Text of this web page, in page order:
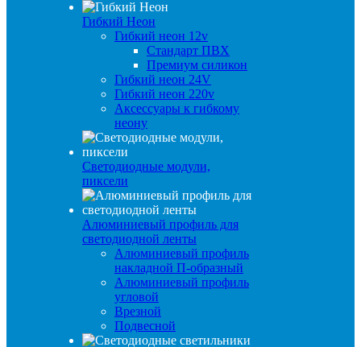
Гибкий Неон
Гибкий неон 12v
Стандарт ПВХ
Премиум силикон
Гибкий неон 24V
Гибкий неон 220v
Аксессуары к гибкому
неону
Светодиодные модули,
пиксели
Алюминиевый профиль для
светодиодной ленты
Алюминиевый профиль
накладной П-образный
Алюминиевый профиль
угловой
Врезной
Подвесной